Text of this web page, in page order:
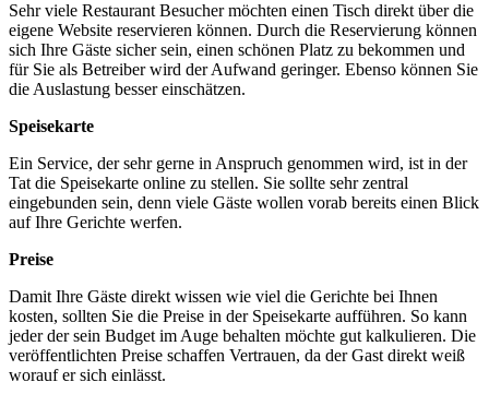
Sehr viele Restaurant Besucher möchten einen Tisch direkt über die
eigene Website reservieren können. Durch die Reservierung können
sich Ihre Gäste sicher sein, einen schönen Platz zu bekommen und
für Sie als Betreiber wird der Aufwand geringer. Ebenso können Sie
die Auslastung besser einschätzen.
Speisekarte
Ein Service, der sehr gerne in Anspruch genommen wird, ist in der
Tat die Speisekarte online zu stellen. Sie sollte sehr zentral
eingebunden sein, denn viele Gäste wollen vorab bereits einen Blick
auf Ihre Gerichte werfen.
Preise
Damit Ihre Gäste direkt wissen wie viel die Gerichte bei Ihnen
kosten, sollten Sie die Preise in der Speisekarte aufführen. So kann
jeder der sein Budget im Auge behalten möchte gut kalkulieren. Die
veröffentlichten Preise schaffen Vertrauen, da der Gast direkt weiß
worauf er sich einlässt.